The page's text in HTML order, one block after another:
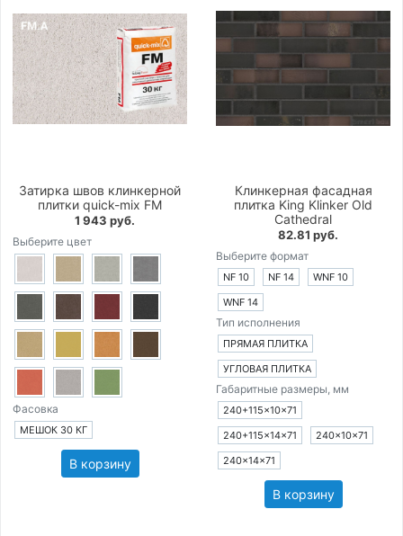
Затирка швов клинкерной
плитки quick-mix FM
1 943 руб.
Выберите цвет
Фасовка
МЕШОК 30 КГ
В корзину
Клинкерная фасадная
плитка King Klinker Old
Cathedral
82.81 руб.
Выберите формат
NF 10 NF 14
WNF 10
WNF 14
Тип исполнения
ПРЯМАЯ ПЛИТКА
УГЛОВАЯ ПЛИТКА
Габаритные размеры, мм
240+115×10×71
240+115×14×71
240×10×71
240×14×71
В корзину